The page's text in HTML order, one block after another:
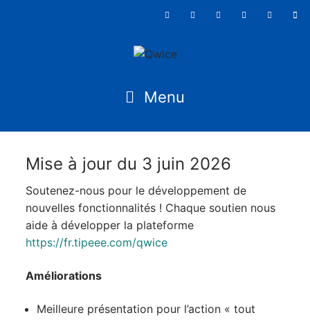
Mise à jour du 3 juin 2026
Soutenez-nous pour le développement de
nouvelles fonctionnalités ! Chaque soutien nous
aide à développer la plateforme
https://fr.tipeee.com/qwice
Améliorations
Meilleure présentation pour l’action « tout